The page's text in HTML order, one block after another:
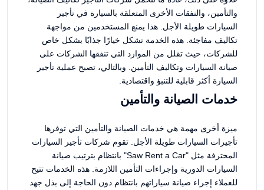
والتأمين، والنفقات الأخرى المتعلقة بالسيارة في تأجير
السيارات طويلة الأجل. هذا يمنع المستخدمين من مواجهة
تكاليف مفاجئة. هذه الخدمة تشكل خيارًا جذابًا بشكل خاص
للشركات، حيث تقلل من الموارد التي تنفقها الشركات على
صيانة السيارات وتكاليف التأمين. وبالتالي، تصبح عملية تأجير
السيارة أكثر قابلية للتنبؤ واقتصادية.
خدمات الصيانة والتأمين
ميزة أخرى مهمة هي خدمات الصيانة والتأمين التي توفرها
تأجيرات السيارات طويلة الأجل. تقوم شركات تأجير السيارات
المحترفة مثل "Saw Rent a Car" بانتظام بترتيب صيانة
السيارات الدورية وإجراءات التأمين اللازمة. هذه الخدمات تتيح
للعملاء إجراء صيانة سياراتهم بانتظام دون الحاجة إلى بذل جهد